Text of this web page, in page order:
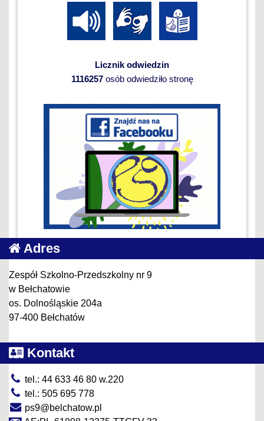
Licznik odwiedzin
1116257osób odwiedziło stronę
Adres
Zespół Szkolno-Przedszkolny nr 9
w Bełchatowie
os. Dolnośląskie 204a
97-400 Bełchatów
Kontakt
tel.: 44 633 46 80 w.220
tel.: 505 695 778
ps9@belchatow.pl